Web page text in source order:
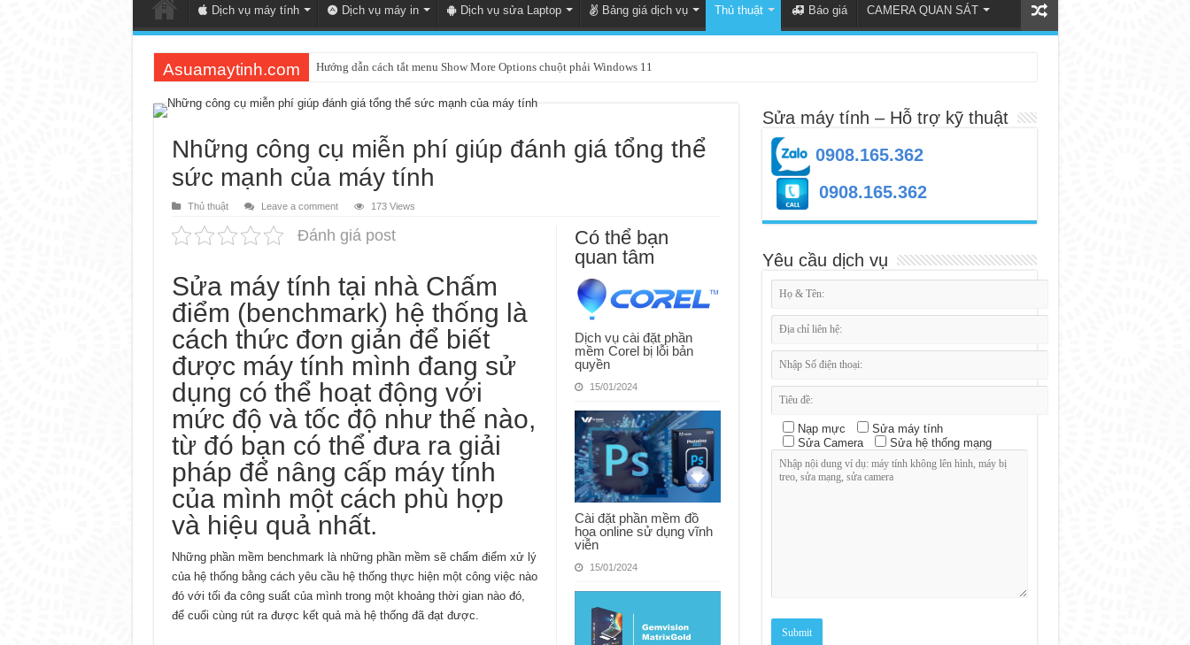
Dịch vụ máy tính Dịch vụ máy in Dịch vụ sửa Laptop Bảng giá dịch vụ Thủ thuật Báo giá CAMERA QUAN SÁT
Asuamaytinh.com Hướng dẫn cách tắt menu Show More Options chuột phải Windows 11
Những công cụ miễn phí giúp đánh giá tổng thể
sức mạnh của máy tính
Thủ thuật Leave a comment 173 Views
Có thể bạn
quan tâm
Dịch vụ cài đặt phần
mềm Corel bị lỗi bản
quyền
15/01/2024
Cài đặt phần mềm đồ
họa online sử dụng vĩnh
viễn
15/01/2024
Đánh giá post
Sửa máy tính tại nhàChấm
điểm (benchmark) hệ thống là
cách thức đơn giản để biết
được máy tính mình đang sử
dụng có thể hoạt động với
mức độ và tốc độ như thế nào,
từ đó bạn có thể đưa ra giải
pháp để nâng cấp máy tính
của mình một cách phù hợp
và hiệu quả nhất.
Những phần mềm benchmark là những phần mềm sẽ chấm điểm xử lý
của hệ thống bằng cách yêu cầu hệ thống thực hiện một công việc nào
đó với tối đa công suất của mình trong một khoảng thời gian nào đó,
để cuối cùng rút ra được kết quả mà hệ thống đã đạt được.
Sửa máy tính – Hỗ trợ kỹ thuật
0908.165.362
0908.165.362
Yêu cầu dịch vụ
Nạp mực
Sửa máy tính
Sửa Camera
Sửa hệ thống mạng